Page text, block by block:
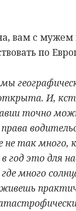
вам с мужем
по
И,
точно
не так много,
в год это для
много